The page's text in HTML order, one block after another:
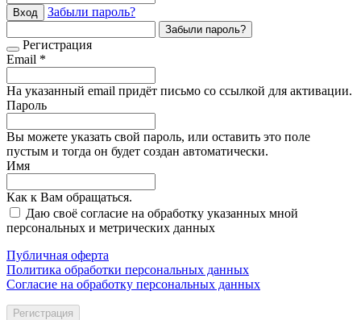
Вход Забыли пароль?
Забыли пароль?
Регистрация
Email *
На указанный email придёт письмо со ссылкой для активации.
Пароль
Вы можете указать свой пароль, или оставить это поле
пустым и тогда он будет создан автоматически.
Имя
Как к Вам обращаться.
Даю своё согласие на обработку указанных мной
персональных и метрических данных
Публичная оферта
Политика обработки персональных данных
Согласие на обработку персональных данных
Регистрация